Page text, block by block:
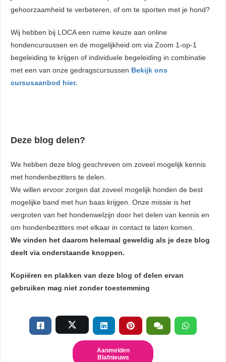
gehoorzaamheid te verbeteren, of om te sporten met je hond?
Wij hebben bij LOCA een ruime keuze aan online
hondencursussen en de mogelijkheid om via Zoom 1-op-1
begeleiding te krijgen of individuele begeleiding in combinatie
met een van onze gedragscursussen Bekijk ons
cursusaanbod hier.
Deze blog delen?
We hebben deze blog geschreven om zoveel mogelijk kennis
met hondenbezitters te delen.
We willen ervoor zorgen dat zoveel mogelijk honden de best
mogelijke band met hun baas krijgen. Onze missie is het
vergroten van het hondenwelzijn door het delen van kennis en
om hondenbezitters met elkaar in contact te laten komen.
We vinden het daarom helemaal geweldig als je deze blog
deelt via onderstaande knoppen.
Kopiëren en plakken van deze blog of delen ervan
gebruiken mag niet zonder toestemming
Aanmelden
Blafnieuws